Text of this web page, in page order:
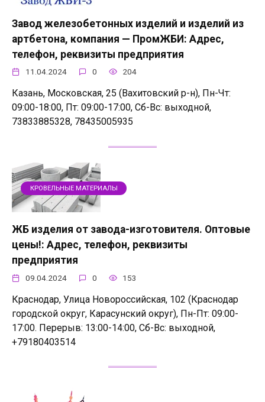
Завод железобетонных изделий и изделий из
артбетона, компания — ПромЖБИ: Адрес,
телефон, реквизиты предприятия
11.04.2024 0 204
Казань, Московская, 25 (Вахитовский р-н), Пн-Чт:
09:00-18:00, Пт: 09:00-17:00, Сб-Вс: выходной,
73833885328, 78435005935
КРОВЕЛЬНЫЕ МАТЕРИАЛЫ
ЖБ изделия от завода-изготовителя. Оптовые
цены!: Адрес, телефон, реквизиты
предприятия
09.04.2024 0 153
Краснодар, Улица Новороссийская, 102 (Краснодар
городской округ, Карасунский округ), Пн-Пт: 09:00-
17:00. Перерыв: 13:00-14:00, Сб-Вс: выходной,
+79180403514